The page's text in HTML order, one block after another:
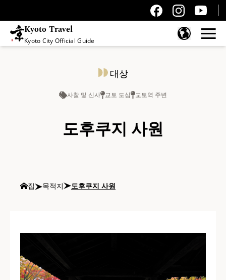
Kyoto Travel
Kyoto City Official Guide
대상
사찰 및 신사 교토 도심 교토역 주변
도후쿠지 사원
집 목적지 도후쿠지 사원